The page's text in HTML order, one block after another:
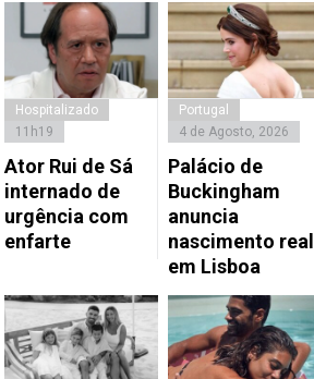
Hospitalizado
11h19
Ator Rui de Sá
internado de
urgência com
enfarte
Portugal
4 de Agosto, 2026
Palácio de
Buckingham
anuncia
nascimento real
em Lisboa